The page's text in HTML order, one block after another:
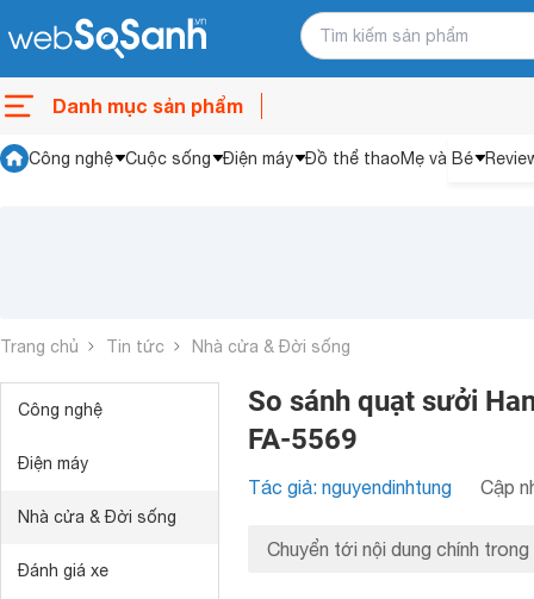
Danh mục sản phẩm
Công nghệ Cuộc sống Điện máy Đồ thể thaoMẹ và Bé
Trang chủ Tin tức Nhà cửa & Đời sống
Công nghệ
Điện máy
Nhà cửa & Đời sống
Đánh giá xe
So sánh quạt sưởi
FA-5569
Tác giả: nguyendinhtung Cập
Chuyển tới nội dung chính trong